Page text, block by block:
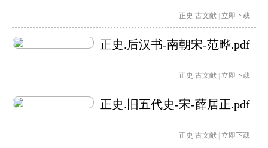
正史 古文献 立即下载
正史.后汉书-南朝宋-范晔.pdf
正史 古文献 立即下载
正史.旧五代史-宋-薛居正.pdf
正史 古文献 立即下载